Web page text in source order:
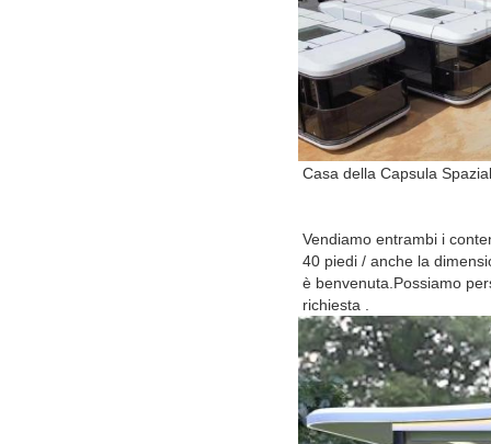
Casa della Capsula
Vendiamo entrambi i
40 piedi / anche la
è benvenuta.Possiamo
richiesta .